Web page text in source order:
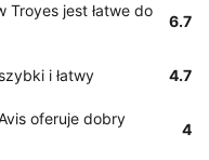
Troyes jest łatwe do
6.7
i łatwy 4.7
oferuje dobry
4